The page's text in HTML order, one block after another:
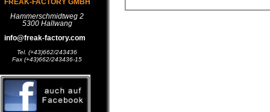
FREAK-FACTORY GMBH
Hammerschmidtweg 2
5300 Hallwang
info@freak-factory.com
Tel. (+43)662/243436
Fax (+43)662/243436-15